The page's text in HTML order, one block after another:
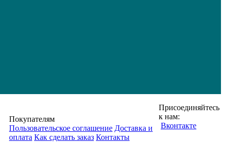
Покупателям
Пользовательское соглашение Доставка и
оплата Как сделать заказ Контакты
Присоединяйтесь
к нам:
Вконтакте